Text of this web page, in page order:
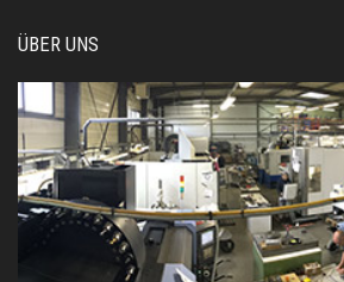
ÜBER UNS